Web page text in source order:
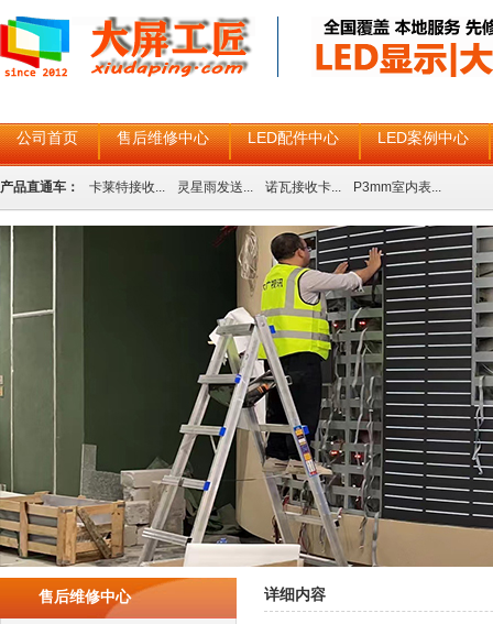
公司首页 售后维修中心 LED配件中心 LED案例中心
产品直通车： 卡莱特接收... 灵星雨发送... 诺瓦接收卡... P3mm室内表...
售后维修中心 详细内容